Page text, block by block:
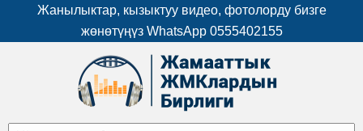
Жанылыктар, кызыктуу видео, фотолорду бизге
жөнөтүңүз WhatsApp 0555402155